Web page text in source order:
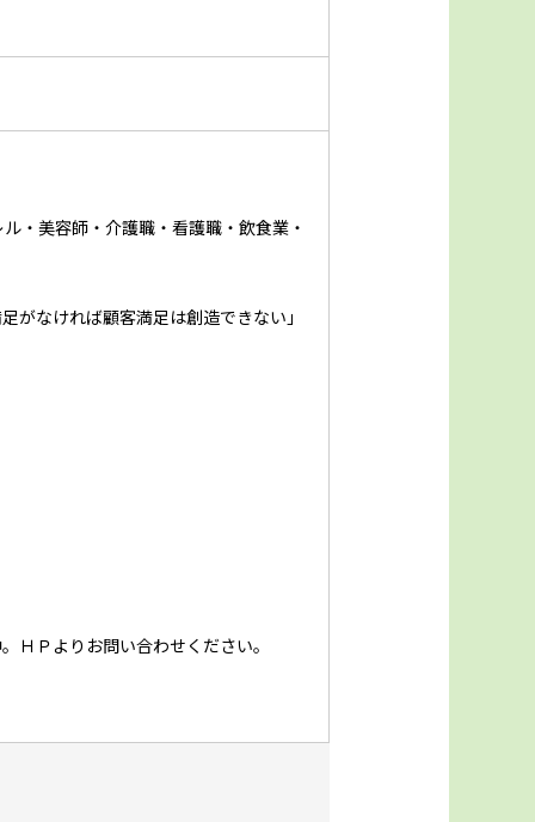
・美容師・介護職・看護職・飲食業・
がなければ顧客満足は創造できない」
ＨＰよりお問い合わせください。